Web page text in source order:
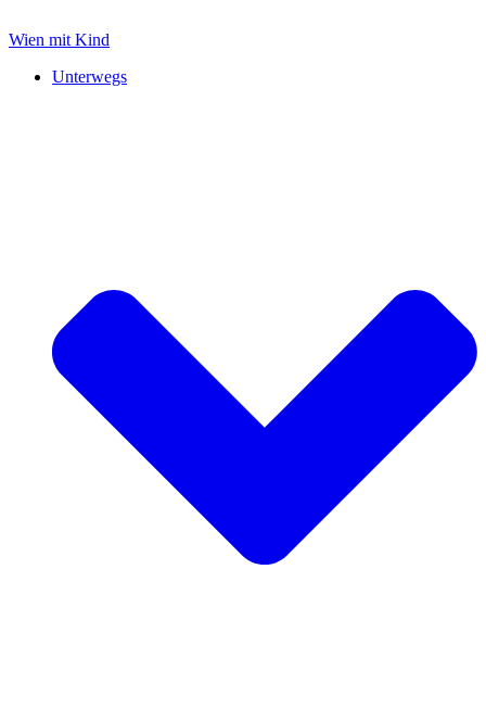
Inhalt
Wien mit Kind
Unterwegs